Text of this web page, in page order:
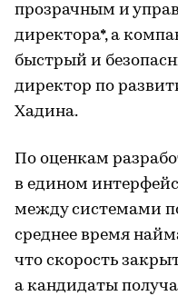
прозрачным и
директора*, а
быстрый и
директор по
Хадина.
По оценкам
в едином
между системами
среднее время
что скорость
а кандидаты